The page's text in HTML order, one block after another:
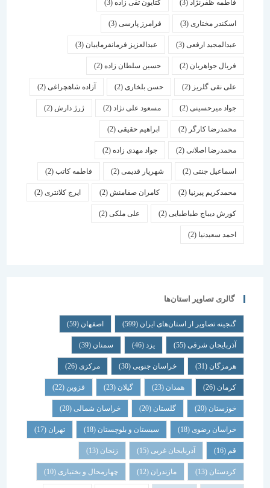
فاطمه ظفرنژاد(3) کتایون تقی زاده(3)
اسكندر مختاری (3) فرامرز پارسی(3)
عبدالمجید ارفعی(3) عبدالعزیز فرمانفرماییان(3)
فریال جواهریان(2) حسین سلطان زاده(2)
علی نقی گلریز(2) حسن بلخاری(2) آزاده شاهچراغی(2)
جواد میرحسینی(2) مسعود علی نژاد(2) ژرژ دارش (2)
محمدرضا کارگر(2) ابراهیم حقیقی(2)
محمدرضا اصلانی(2) جواد مهدی زاده(2)
اسماعیل جنتی(2) شهریار قدیمی(2) فاطمه کاتب(2)
محمدکریم پیرنیا (2) کامران صفامنش(2) ایرج کلانتری (2)
کورش دیباج طباطبایی(2) علی ملکی(2)
احمد سعیدنیا (2)
گالری تصاویر استان‌ها
گنجینه تصاویر از استان‌های ایران(599) اصفهان (59)
آذربایجان شرقی(55) یزد سمنان (39)
هرمزگان(31) خراسان جنوبی(30) مرکزی (26)
همدان گیلان قزوین
خوزستان(20) گلستان (20) خراسان شمالی(20)
خراسان رضوی(18) سیستان و بلوچستان(18) تهران
آذربایجان غربی(15) زنجان
کردستان(13) مازندران(12) چهارمحال و بختیاری (10)